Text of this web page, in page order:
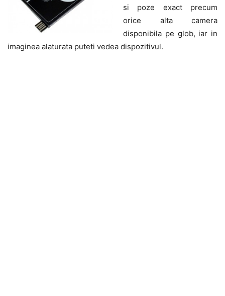
si poze exact precum
orice alta camera
disponibila pe glob, iar in
imaginea alaturata puteti vedea dispozitivul.